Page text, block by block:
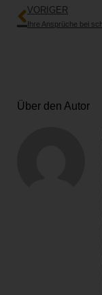
VORIGER
Über den Autor